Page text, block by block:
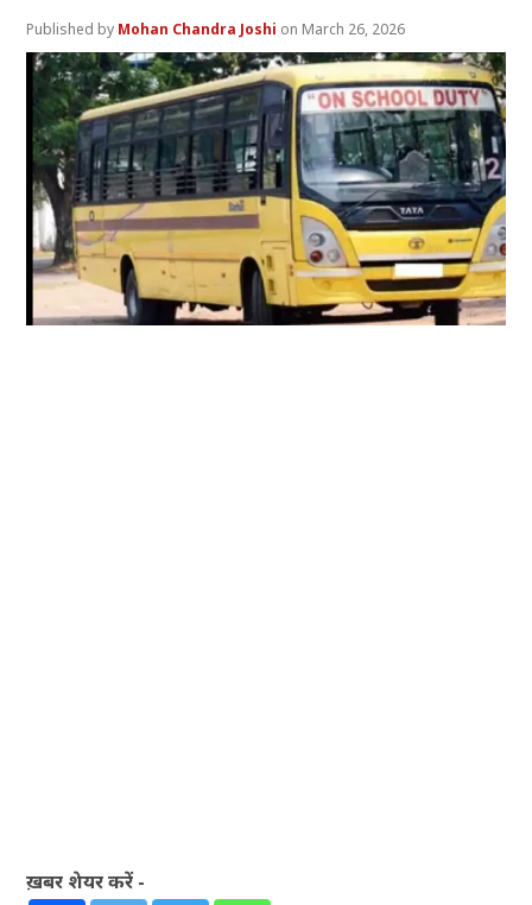
Mohan Chandra Joshi March 26, 2026
ख़बर शेयर करें -